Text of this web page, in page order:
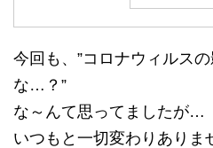
今回も、”コロナウィルス
な…？”
な～んて思ってましたが…
いつもと一切変わりありま